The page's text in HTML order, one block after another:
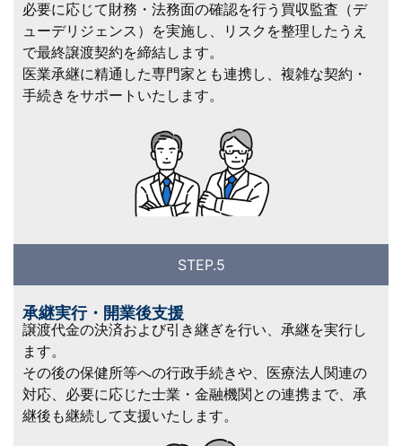
必要に応じて財務・法務面の確認を行う買収監査（デ
ューデリジェンス）を実施し、リスクを整理したうえ
で最終譲渡契約を締結します。
医業承継に精通した専門家とも連携し、複雑な契約・
手続きをサポートいたします。
STEP.5
承継実行・開業後支援
譲渡代金の決済および引き継ぎを行い、承継を実行し
ます。
その後の保健所等への行政手続きや、医療法人関連の
対応、必要に応じた士業・金融機関との連携まで、承
継後も継続して支援いたします。